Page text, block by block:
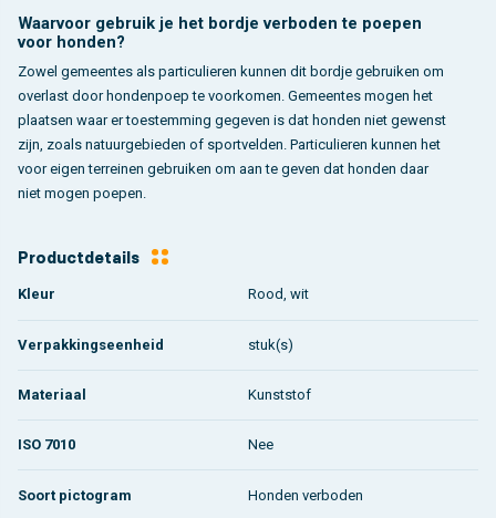
Waarvoor gebruik je het bordje verboden te poepen
voor honden?
Zowel gemeentes als particulieren kunnen dit bordje gebruiken om
overlast door hondenpoep te voorkomen. Gemeentes mogen het
plaatsen waar er toestemming gegeven is dat honden niet gewenst
zijn, zoals natuurgebieden of sportvelden. Particulieren kunnen het
voor eigen terreinen gebruiken om aan te geven dat honden daar
niet mogen poepen.
Productdetails
Kleur Rood, wit
Verpakkingseenheid stuk(s)
Materiaal Kunststof
ISO 7010 Nee
Soort pictogram Honden verboden